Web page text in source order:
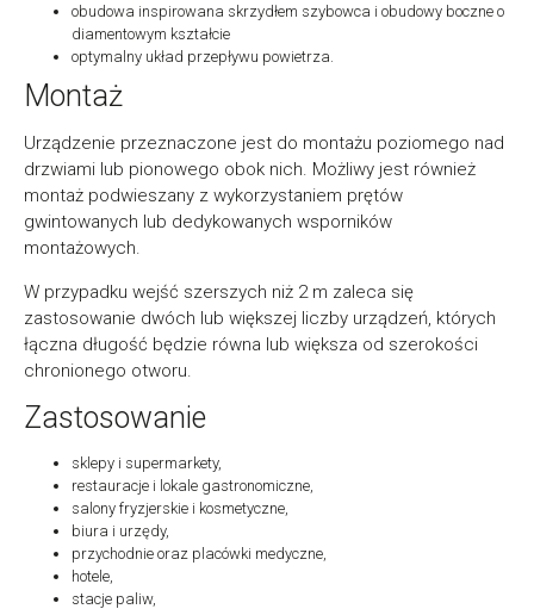
obudowa inspirowana skrzydłem szybowca i obudowy boczne o
diamentowym kształcie
optymalny układ przepływu powietrza.
Montaż
Urządzenie przeznaczone jest do montażu poziomego nad
drzwiami lub pionowego obok nich. Możliwy jest również
montaż podwieszany z wykorzystaniem prętów
gwintowanych lub dedykowanych wsporników
montażowych.
W przypadku wejść szerszych niż 2 m zaleca się
zastosowanie dwóch lub większej liczby urządzeń, których
łączna długość będzie równa lub większa od szerokości
chronionego otworu.
Zastosowanie
sklepy i supermarkety,
restauracje i lokale gastronomiczne,
salony fryzjerskie i kosmetyczne,
biura i urzędy,
przychodnie oraz placówki medyczne,
hotele,
stacje paliw,